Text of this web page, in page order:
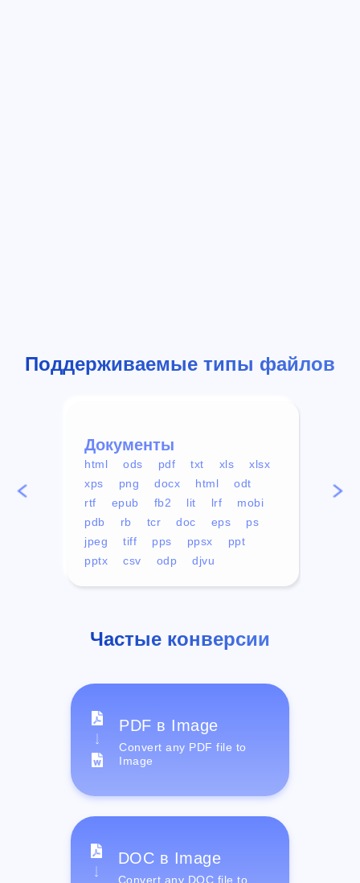
Поддерживаемые типы файлов
Документы
html ods pdf txt xls
xlsx
xps
png docx html
odt
rtf
epub fb2 lit lrf
mobi
pdb
rb tcr doc eps
ps
jpeg
tiff pps ppsx
ppt
pptx
csv odp djvu
mp4
Частые конверсии
PDF в Image
Convert any PDF file to
Image
DOC в Image
Convert any DOC file to